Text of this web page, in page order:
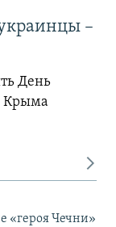
–
День
Крыма
«героя Чечни»